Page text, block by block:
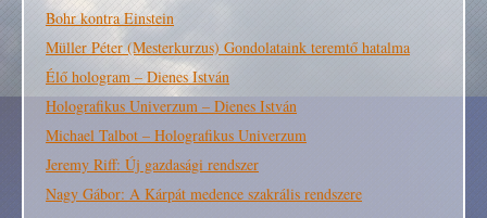
Bohr kontra Einstein
Müller Péter (Mesterkurzus) Gondolataink teremtő hatalma
Élő hologram – Dienes István
Holografikus Univerzum – Dienes István
Michael Talbot – Holografikus Univerzum
Jeremy Riff: Új gazdasági rendszer
Nagy Gábor: A Kárpát medence szakrális rendszere